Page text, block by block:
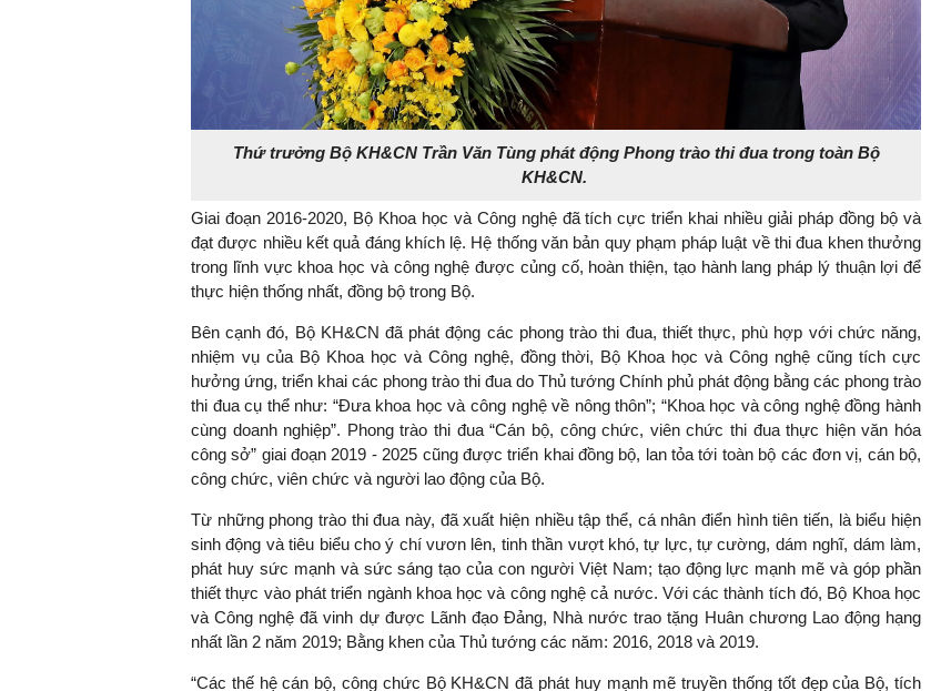
Thứ trưởng Bộ KH&CN Trần Văn Tùng phát động Phong trào thi đua trong toàn Bộ
KH&CN.
Giai đoạn 2016-2020, Bộ Khoa học và Công nghệ đã tích cực triển khai nhiều giải pháp đồng bộ và
đạt được nhiều kết quả đáng khích lệ. Hệ thống văn bản quy phạm pháp luật về thi đua khen thưởng
trong lĩnh vực khoa học và công nghệ được củng cố, hoàn thiện, tạo hành lang pháp lý thuận lợi để
thực hiện thống nhất, đồng bộ trong Bộ.
Bên cạnh đó, Bộ KH&CN đã phát động các phong trào thi đua, thiết thực, phù hợp với chức năng,
nhiệm vụ của Bộ Khoa học và Công nghệ, đồng thời, Bộ Khoa học và Công nghệ cũng tích cực
hưởng ứng, triển khai các phong trào thi đua do Thủ tướng Chính phủ phát động bằng các phong trào
thi đua cụ thể như: “Đưa khoa học và công nghệ về nông thôn”; “Khoa học và công nghệ đồng hành
cùng doanh nghiệp”. Phong trào thi đua “Cán bộ, công chức, viên chức thi đua thực hiện văn hóa
công sở” giai đoạn 2019 - 2025 cũng được triển khai đồng bộ, lan tỏa tới toàn bộ các đơn vị, cán bộ,
công chức, viên chức và người lao động của Bộ.
Từ những phong trào thi đua này, đã xuất hiện nhiều tập thể, cá nhân điển hình tiên tiến, là biểu hiện
sinh động và tiêu biểu cho ý chí vươn lên, tinh thần vượt khó, tự lực, tự cường, dám nghĩ, dám làm,
phát huy sức mạnh và sức sáng tạo của con người Việt Nam; tạo động lực mạnh mẽ và góp phần
thiết thực vào phát triển ngành khoa học và công nghệ cả nước. Với các thành tích đó, Bộ Khoa học
và Công nghệ đã vinh dự được Lãnh đạo Đảng, Nhà nước trao tặng Huân chương Lao động hạng
nhất lần 2 năm 2019; Bằng khen của Thủ tướng các năm: 2016, 2018 và 2019.
“Các thế hệ cán bộ, công chức Bộ KH&CN đã phát huy mạnh mẽ truyền thống tốt đẹp của Bộ, tích
TS. Nguyễn Đức Độ - Phó Viện trưởng
Viện Kinh tế Tài chính
"Có rất nhiều việc phải làm
ngay từ bây giờ và trên thực tế
đang được tiến hành như tăng
đầu tư cho khoa học công
nghệ; ban hành các cơ chế
Việc sử dụng hiệu quả chính
sách tài khóa không chỉ mang ý
nghĩa hỗ trợ ngắn hạn mà còn
đóng vai trò tạo nền tảng cho
tăng trưởng bền vững dài hạn.